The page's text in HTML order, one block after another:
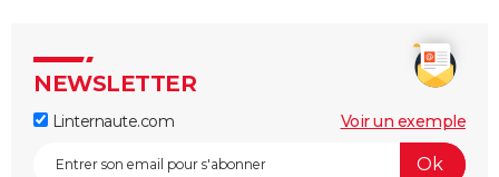
NEWSLETTER
Linternaute.com Voir un exemple